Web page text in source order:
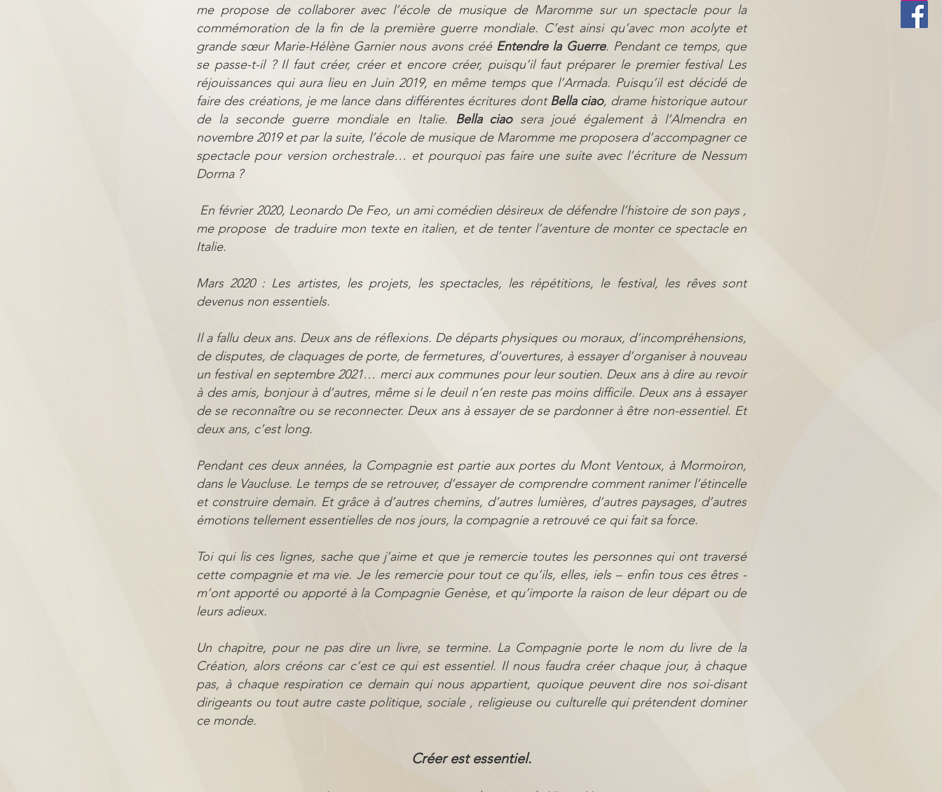
me propose de collaborer avec l’école de musique de Maromme sur un spectacle pour la
commémoration de la fin de la première guerre mondiale. C’est ainsi qu’avec mon acolyte et
grande sœur Marie-Hélène Garnier nous avons créé Entendre la Guerre. Pendant ce temps, que
se passe-t-il ? Il faut créer, créer et encore créer, puisqu’il faut préparer le premier festival Les
réjouissances qui aura lieu en Juin 2019, en même temps que l’Armada. Puisqu’il est décidé de
faire des créations, je me lance dans différentes écritures dontBella ciao, drame historique autour
de la seconde guerre mondiale en Italie. Bella ciaosera joué également à l’Almendra en
novembre 2019 et par la suite, l’école de musique de Maromme me proposera d’accompagner ce
spectacle pour version orchestrale… et pourquoi pas faire une suite avec l’écriture de Nessum
Dorma ?
En février 2020, Leonardo De Feo, un ami comédien désireux de défendre l’histoire de son pays ,
me propose de traduire mon texte en italien, et de tenter l’aventure de monter ce spectacle en
Italie.
Mars 2020 : Les artistes, les projets, les spectacles, les répétitions, le festival, les rêves sont
devenus non essentiels.
Il a fallu deux ans. Deux ans de réflexions. De départs physiques ou moraux, d’incompréhensions,
de disputes, de claquages de porte, de fermetures, d’ouvertures, à essayer d’organiser à nouveau
un festival en septembre 2021… merci aux communes pour leur soutien. Deux ans à dire au revoir
à des amis, bonjour à d’autres, même si le deuil n’en reste pas moins difficile. Deux ans à essayer
de se reconnaître ou se reconnecter. Deux ans à essayer de se pardonner à être non-essentiel. Et
deux ans, c’est long.
Pendant ces deux années, la Compagnie est partie aux portes du Mont Ventoux, à Mormoiron,
dans le Vaucluse. Le temps de se retrouver, d’essayer de comprendre comment ranimer l’étincelle
et construire demain. Et grâce à d’autres chemins, d’autres lumières, d’autres paysages, d’autres
émotions tellement essentielles de nos jours, la compagnie a retrouvé ce qui fait sa force.
Toi qui lis ces lignes, sache que j’aime et que je remercie toutes les personnes qui ont traversé
cette compagnie et ma vie. Je les remercie pour tout ce qu’ils, elles, iels – enfin tous ces êtres -
m’ont apporté ou apporté à la Compagnie Genèse, et qu’importe la raison de leur départ ou de
leurs adieux.
Un chapitre, pour ne pas dire un livre, se termine. La Compagnie porte le nom du livre de la
Création, alors créons car c’est ce qui est essentiel. Il nous faudra créer chaque jour, à chaque
pas, à chaque respiration ce demain qui nous appartient, quoique peuvent dire nos soi-disant
dirigeants ou tout autre caste politique, sociale , religieuse ou culturelle qui prétendent dominer
ce monde.
Créer est essentiel.